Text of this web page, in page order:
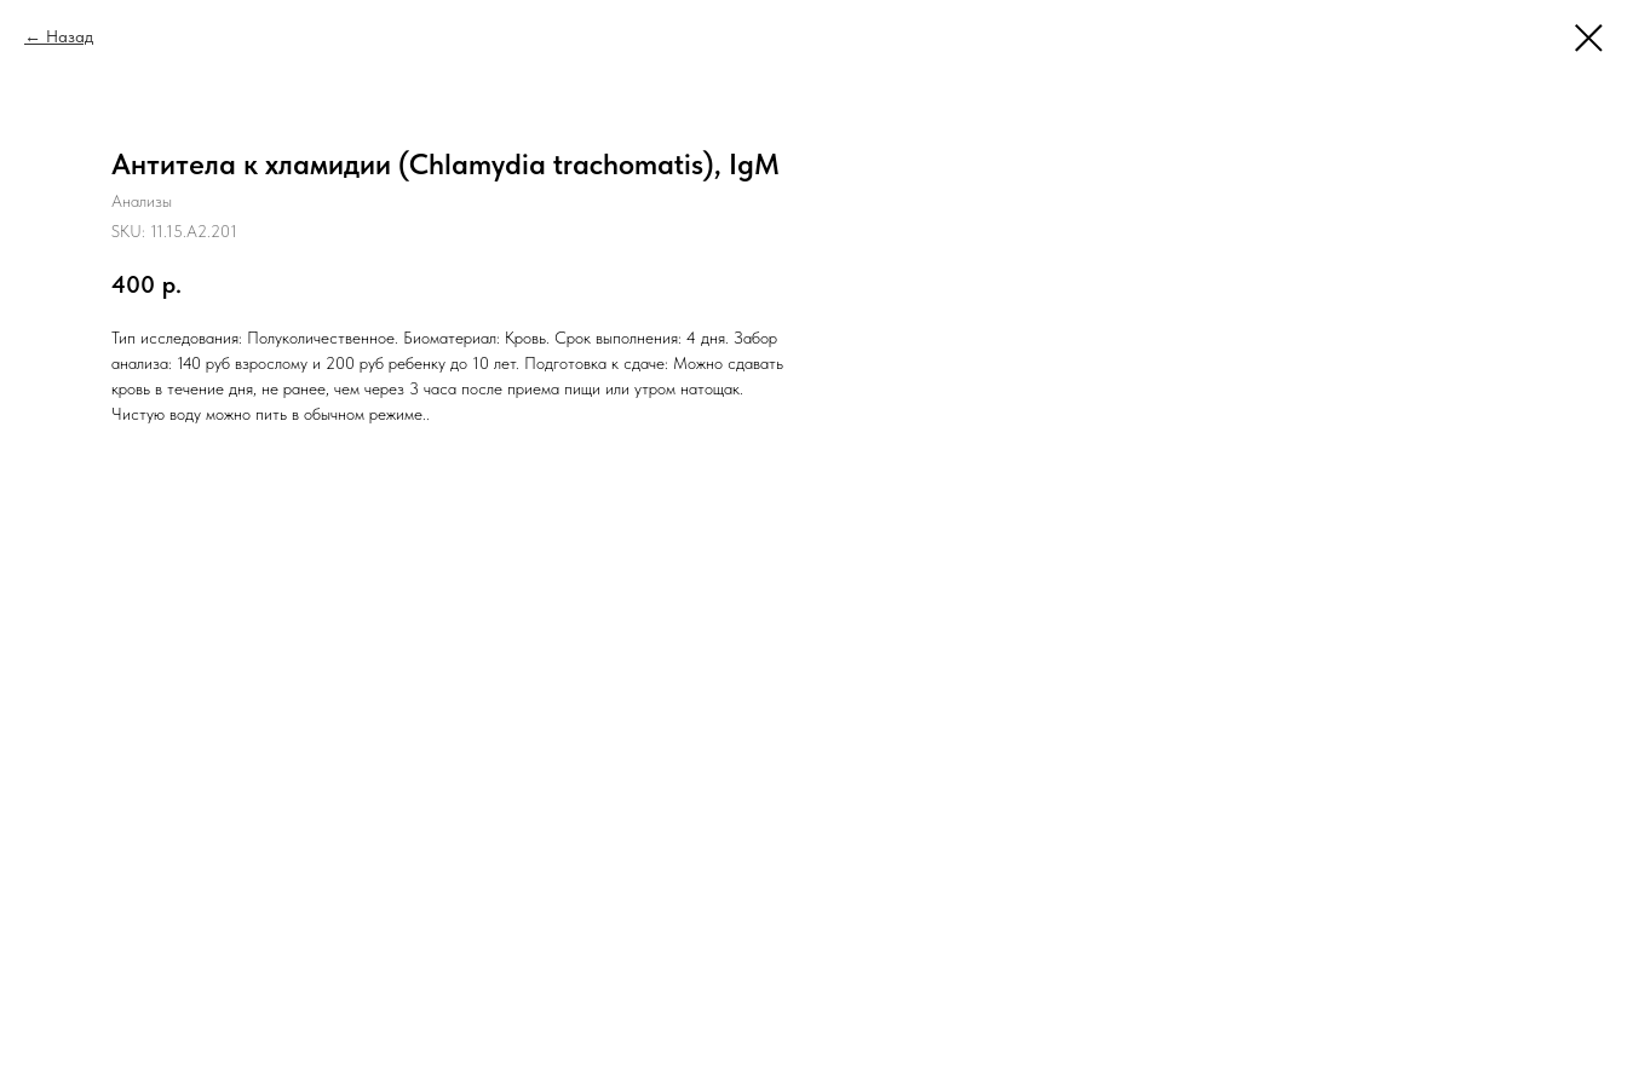
Назад
Антитела к хламидии (Chlamydia trachomatis), IgM
Анализы
SKU: 11.15.A2.201
400 р.
Тип исследования: Полуколичественное. Биоматериал: Кровь. Срок выполнения: 4 дня. Забор
анализа: 140 руб взрослому и 200 руб ребенку до 10 лет. Подготовка к сдаче: Можно сдавать
кровь в течение дня, не ранее, чем через 3 часа после приема пищи или утром натощак.
Чистую воду можно пить в обычном режиме..